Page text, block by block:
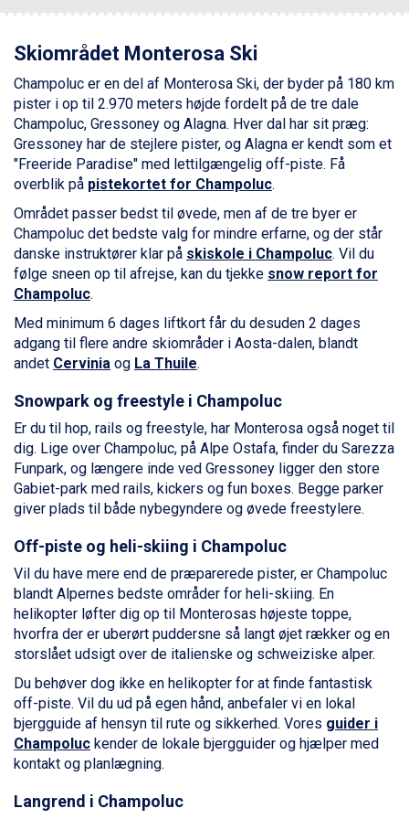
Bad Gastein fra DKK 4.195
Sauze dOulx fra DKK 4.045
Arabba fra DKK 7.045
La Thuile fra DKK 4.595
Val Thorens fra DKK 5.395
Cervinia fra DKK 5.295
Sölden fra DKK 8.445
Bad Hofgastein fra DKK 5.495
Passo Tonale fra DKK 3.795
Saalbach fra DKK 5.945
Champoluc fra DKK 3.795
Sestriere fra DKK 4.395
Fieberbrunn fra DKK 6.145
Wagrain fra DKK 4.645
Ischgl fra DKK 7.095
St. Anton fra DKK 7.245
Zell am See fra DKK 4.095
Livigno fra DKK 4.145
Canazei fra DKK 4.745
Ponte di Legno fra DKK 4.745
Alleghe fra DKK 5.595
Bad Gastein fra DKK 4.195
Sauze dOulx fra DKK 4.045
Arabba fra DKK 7.045
La Thuile fra DKK 4.595
Val Thorens fra DKK 5.395
Cervinia fra DKK 5.295
Sölden fra DKK 8.445
Bad Hofgastein fra DKK 5.495
Passo Tonale fra DKK 3.795
Saalbach fra DKK 5.945
Champoluc fra DKK 3.795
Sestriere fra DKK 4.395
Fieberbrunn fra DKK 6.145
Wagrain fra DKK 4.645
Ischgl fra DKK 7.095
Zell am See fra DKK 4.095
Skiområdet Monterosa Ski
Champoluc er en del af Monterosa Ski, der byder på 180 km
pister i op til 2.970 meters højde fordelt på de tre dale
Champoluc, Gressoney og Alagna. Hver dal har sit præg:
Gressoney har de stejlere pister, og Alagna er kendt som et
"Freeride Paradise" med lettilgængelig off-piste. Få
overblik på pistekortet for Champoluc.
Området passer bedst til øvede, men af de tre byer er
Champoluc det bedste valg for mindre erfarne, og der står
danske instruktører klar på skiskole i Champoluc. Vil du
følge sneen op til afrejse, kan du tjekke snow report for
Champoluc.
Med minimum 6 dages liftkort får du desuden 2 dages
adgang til flere andre skiområder i Aosta-dalen, blandt
andet Cervinia og La Thuile.
Snowpark og freestyle i Champoluc
Er du til hop, rails og freestyle, har Monterosa også noget til
dig. Lige over Champoluc, på Alpe Ostafa, finder du Sarezza
Funpark, og længere inde ved Gressoney ligger den store
Gabiet-park med rails, kickers og fun boxes. Begge parker
giver plads til både nybegyndere og øvede freestylere.
Off-piste og heli-skiing i Champoluc
Vil du have mere end de præparerede pister, er Champoluc
blandt Alpernes bedste områder for heli-skiing. En
helikopter løfter dig op til Monterosas højeste toppe,
hvorfra der er uberørt puddersne så langt øjet rækker og en
storslået udsigt over de italienske og schweiziske alper.
Du behøver dog ikke en helikopter for at finde fantastisk
off-piste. Vil du ud på egen hånd, anbefaler vi en lokal
bjergguide af hensyn til rute og sikkerhed. Vores guider i
Champoluc kender de lokale bjergguider og hjælper med
kontakt og planlægning.
Langrend i Champoluc